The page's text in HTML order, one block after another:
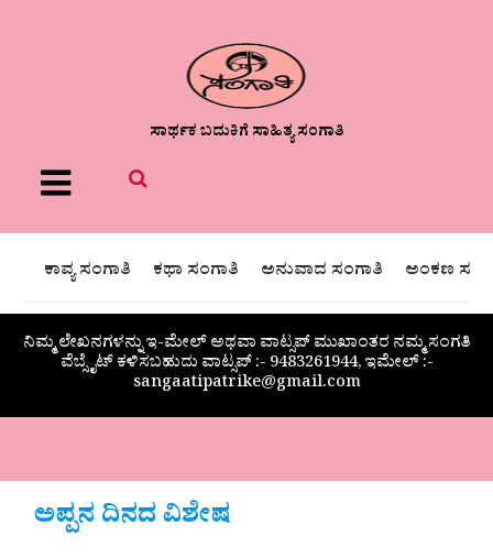
ಸಾರ್ಥಕ ಬದುಕಿಗೆ ಸಾಹಿತ್ಯ ಸಂಗಾತಿ
Menu
ಕಾವ್ಯ ಸಂಗಾತಿ ಕಥಾ ಸಂಗಾತಿ ಅನುವಾದ ಸಂಗಾತಿ ಅಂಕಣ
ನಿಮ್ಮ ಲೇಖನಗಳನ್ನು ಇ-ಮೇಲ್ ಅಥವಾ ವಾಟ್ಸಪ್ ಮುಖಾಂತರ ನಮ್ಮ ಸಂಗತಿ
ವೆಬ್ಸೈಟ್ ಕಳಿಸಬಹುದು ವಾಟ್ಸಪ್‌ :- 9483261944, ಇಮೇಲ್ :-
sangaatipatrike@gmail.com
ಅಪ್ಪನ ದಿನದ ವಿಶೇಷ